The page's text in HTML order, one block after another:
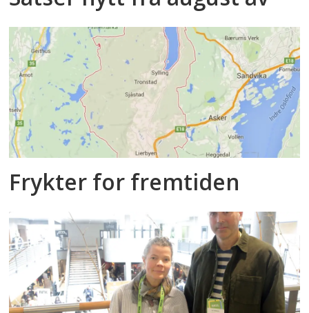
Frykter for fremtiden